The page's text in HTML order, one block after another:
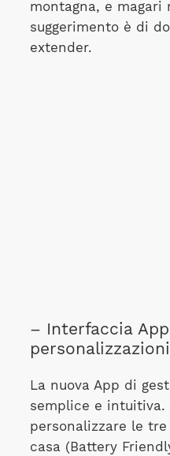
montagna, e
suggerimento è di
extender.
– Interfaccia
personalizzazioni
La nuova App di
semplice e intuitiva.
personalizzare le
casa (Battery